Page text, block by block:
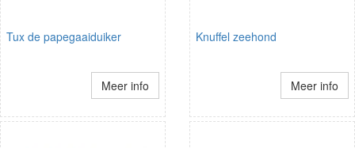
Tux de papegaaiduiker
Meer info
Knuffel zeehond
Meer info